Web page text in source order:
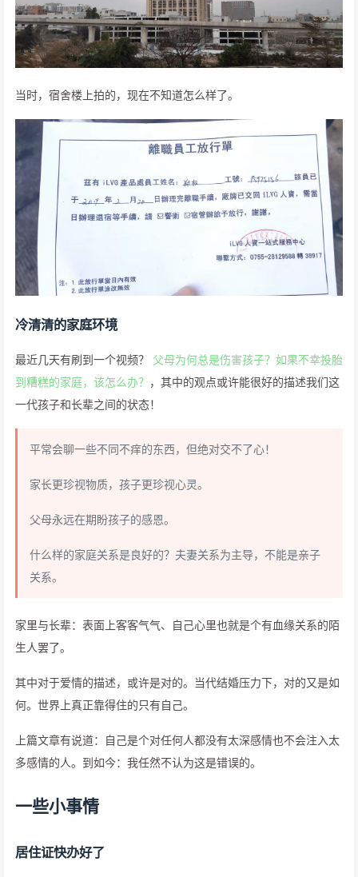
当时，宿舍楼上拍的，现在不知道怎么样了。
冷清清的家庭环境
最近几天有刷到一个视频？ 父母为何总是伤害孩子？如果不幸投胎
到糟糕的家庭，该怎么办？ ，其中的观点或许能很好的描述我们这
一代孩子和长辈之间的状态！
平常会聊一些不同不痒的东西，但绝对交不了心！
家长更珍视物质，孩子更珍视心灵。
父母永远在期盼孩子的感恩。
什么样的家庭关系是良好的？夫妻关系为主导，不能是亲子
关系。
家里与长辈：表面上客客气气、自己心里也就是个有血缘关系的陌
生人罢了。
其中对于爱情的描述，或许是对的。当代结婚压力下，对的又是如
何。世界上真正靠得住的只有自己。
上篇文章有说道：自己是个对任何人都没有太深感情也不会注入太
多感情的人。到如今：我任然不认为这是错误的。
一些小事情
居住证快办好了